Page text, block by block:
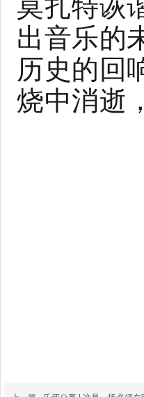
莫扎特诙
出音乐的
历史的回
烧中消逝